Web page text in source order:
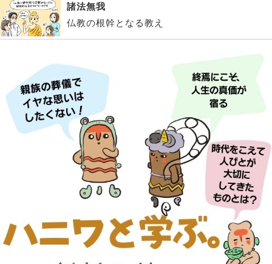
諸法無我
仏教の根幹となる教え